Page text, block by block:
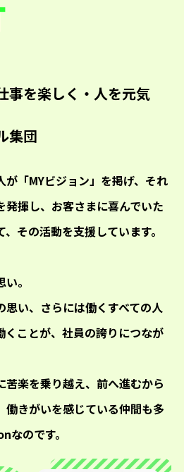
事を楽しく・人を元気
集団
「MYビジョン」を掲げ、それ
発揮し、お客さまに喜んでいた
その活動を支援しています。
。
思い、さらには働くすべての人
くことが、社員の誇りにつなが
苦楽を乗り越え、前へ進むから
働きがいを感じている仲間も多
のです。